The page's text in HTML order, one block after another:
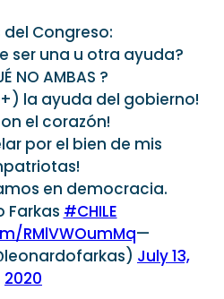
Congreso:
ser una u otra ayuda?
NO AMBAS ?
(+) la ayuda del gobierno!
el corazón!
por el bien de mis
en democracia.
Farkas #CHILE
RMlVWOumMq—
July 13,
2020